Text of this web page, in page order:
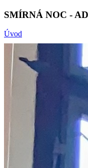
SMÍRNÁ NOC -
Úvod